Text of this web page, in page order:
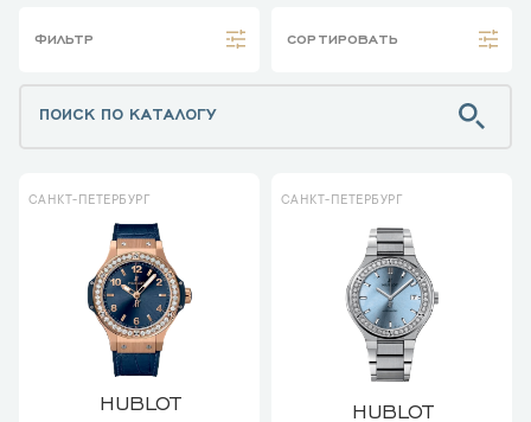
ФИЛЬТР СОРТИРОВАТЬ
САНКТ-ПЕТЕРБУРГ
HUBLOT
САНКТ-ПЕТЕРБУРГ
HUBLOT